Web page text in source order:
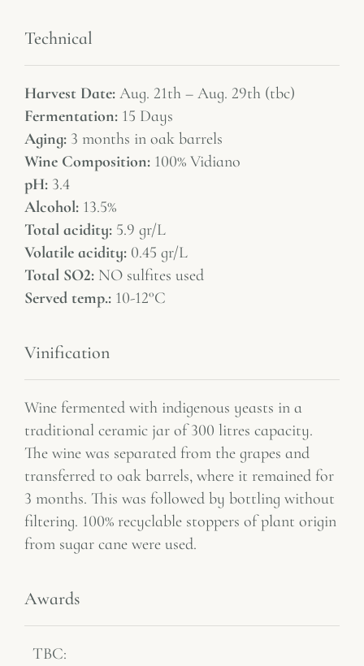
Technical
Harvest Date: Aug. 21th – Aug. 29th (tbc)
Fermentation: 15 Days
Aging: 3 months in oak barrels
Wine Composition: 100% Vidiano
pH: 3.4
Alcohol: 13.5%
Total acidity: 5.9 gr/L
Volatile acidity: 0.45 gr/L
Total SO2: NO sulfites used
Served temp.: 10-12°C
Vinification
Wine fermented with indigenous yeasts in a
traditional ceramic jar of 300 litres capacity.
The wine was separated from the grapes and
transferred to oak barrels, where it remained for
3 months. This was followed by bottling without
filtering. 100% recyclable stoppers of plant origin
from sugar cane were used.
Awards
TBC​: